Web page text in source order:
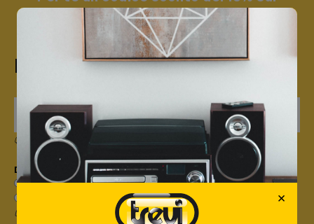
catalogo Trevi + un omaggio a sorpresa.
Iscriviti alla nostra newsletter
Quando invii il modulo, controlla la tua inbox per confermare l'iscrizione
Dicci qualcosa in più su di te*
Sono un privato
Useremo questa informazione per personalizzare i contenuti che ti invieremo.
×